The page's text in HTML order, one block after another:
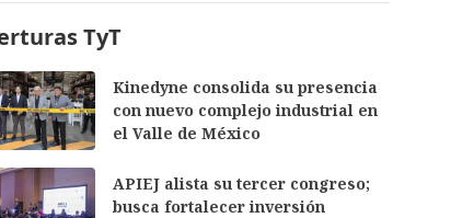
TyT
Kinedyne consolida su presencia
con nuevo complejo industrial en
el Valle de México
APIEJ alista su tercer congreso;
busca fortalecer inversión